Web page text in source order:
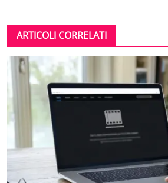
ARTICOLI CORRELATI